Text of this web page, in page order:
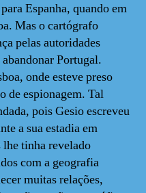
Espanha, quando em
Mas o cartógrafo
pelas autoridades
Portugal.
onde esteve preso
de espionagem. Tal
pois Gesio escreveu
a sua estadia em
tinha revelado
com a geografia
muitas relações,